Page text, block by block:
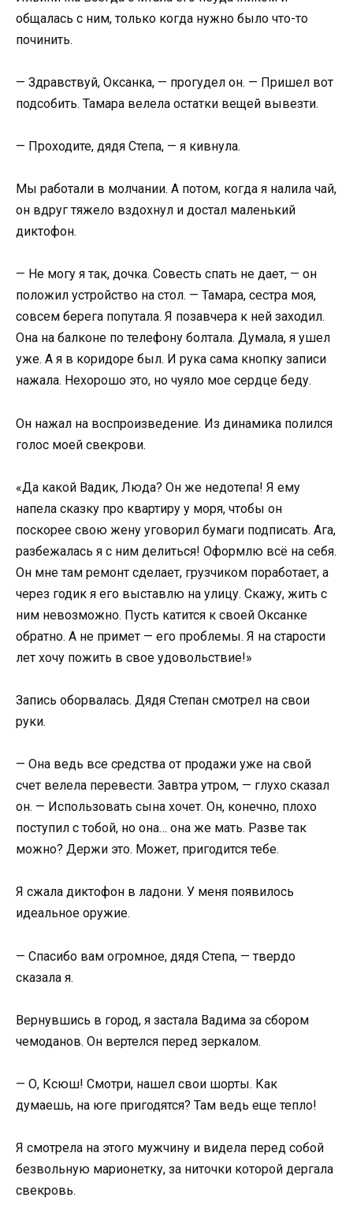
общалась с ним, только когда нужно было что-то
починить.
— Здравствуй, Оксанка, — прогудел он. — Пришел вот
подсобить. Тамара велела остатки вещей вывезти.
— Проходите, дядя Степа, — я кивнула.
Мы работали в молчании. А потом, когда я налила чай,
он вдруг тяжело вздохнул и достал маленький
диктофон.
— Не могу я так, дочка. Совесть спать не дает, — он
положил устройство на стол. — Тамара, сестра моя,
совсем берега попутала. Я позавчера к ней заходил.
Она на балконе по телефону болтала. Думала, я ушел
уже. А я в коридоре был. И рука сама кнопку записи
нажала. Нехорошо это, но чуяло мое сердце беду.
Он нажал на воспроизведение. Из динамика полился
голос моей свекрови.
«Да какой Вадик, Люда? Он же недотепа! Я ему
напела сказку про квартиру у моря, чтобы он
поскорее свою жену уговорил бумаги подписать. Ага,
разбежалась я с ним делиться! Оформлю всё на себя.
Он мне там ремонт сделает, грузчиком поработает, а
через годик я его выставлю на улицу. Скажу, жить с
ним невозможно. Пусть катится к своей Оксанке
обратно. А не примет — его проблемы. Я на старости
лет хочу пожить в свое удовольствие!»
Запись оборвалась. Дядя Степан смотрел на свои
руки.
— Она ведь все средства от продажи уже на свой
счет велела перевести. Завтра утром, — глухо сказал
он. — Использовать сына хочет. Он, конечно, плохо
поступил с тобой, но она… она же мать. Разве так
можно? Держи это. Может, пригодится тебе.
Я сжала диктофон в ладони. У меня появилось
идеальное оружие.
— Спасибо вам огромное, дядя Степа, — твердо
сказала я.
Вернувшись в город, я застала Вадима за сбором
чемоданов. Он вертелся перед зеркалом.
— О, Ксюш! Смотри, нашел свои шорты. Как
думаешь, на юге пригодятся? Там ведь еще тепло!
Я смотрела на этого мужчину и видела перед собой
безвольную марионетку, за ниточки которой дергала
свекровь.